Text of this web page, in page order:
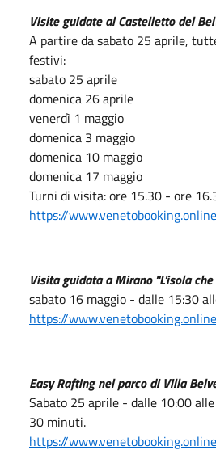
Visite guidate al Castelletto del
A partire da sabato 25 aprile,
festivi:
sabato 25 aprile
domenica 26 aprile
venerdì 1 maggio
domenica 3 maggio
domenica 10 maggio
domenica 17 maggio
Turni di visita: ore 15.30 - ore
https://
Visita guidata a Mirano "L'isola
sabato 16 maggio - dalle 15:30
https://
Easy Rafting nel parco di Villa
Sabato 25 aprile - dalle 10:00
30 minuti.
https://